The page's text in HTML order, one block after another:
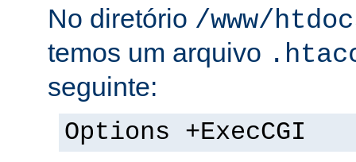
No diretório /www/
temos um arquivo
seguinte:
Options +ExecCGI